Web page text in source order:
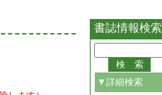
書誌情報検索
▼詳細検索